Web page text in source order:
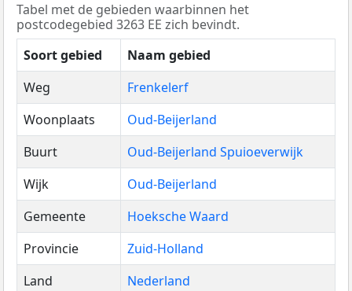
Tabel met de gebieden waarbinnen het
postcodegebied 3263 EE zich bevindt.
Soort gebied
Naam gebied
Weg
Frenkelerf
Woonplaats
Oud-Beijerland
Buurt
Oud-Beijerland Spuioeverwijk
Wijk
Oud-Beijerland
Gemeente
Hoeksche Waard
Provincie
Zuid-Holland
Land
Nederland